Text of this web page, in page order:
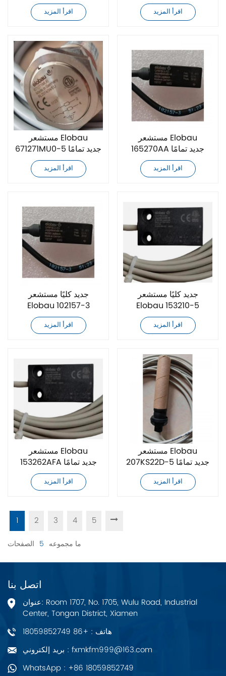
اقرأ المزيد اقرأ المزيد
مستشعر Elobau
671271MU0-5 جديد تمامًا
اقرأ المزيد
مستشعر Elobau
165270AA جديد تمامًا
اقرأ المزيد
جديد كليًا مستشعر
Elobau 102157-3
اقرأ المزيد
جديد كليًا مستشعر
Elobau 153210-5
اقرأ المزيد
مستشعر Elobau
153262AFA جديد تمامًا
اقرأ المزيد
مستشعر Elobau
207KS22D-5 جديد تمامًا
اقرأ المزيد
1 2 3 4 5
ما مجموعه 5 الصفحات
اتصل بنا
عنوان: Room 1707, No. 1705, Wulu Road, Industrial
Center, Tongan District, Xiamen
هاتف : +86 18059852749
بريد إلكتروني : fxmkfm999@163.com
WhatsApp : +86 18059852749